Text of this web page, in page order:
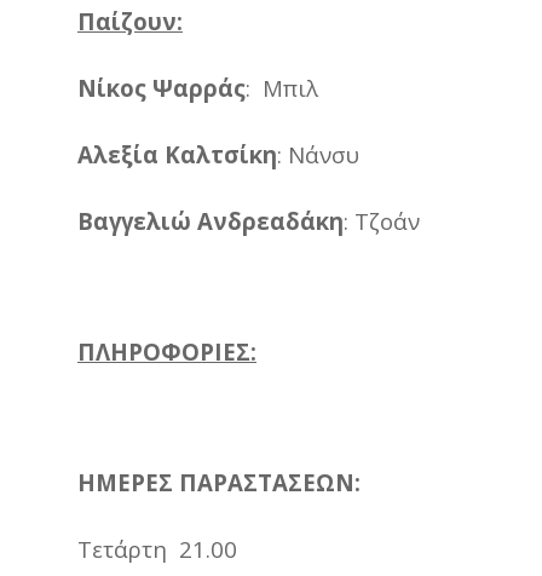
Παίζουν:
Νίκος Ψαρράς: Μπιλ
Αλεξία Καλτσίκη: Νάνσυ
Βαγγελιώ Ανδρεαδάκη: Τζοάν
ΠΛΗΡΟΦΟΡΙΕΣ:
ΗΜΕΡΕΣ ΠΑΡΑΣΤΑΣΕΩΝ:
Τετάρτη 21.00